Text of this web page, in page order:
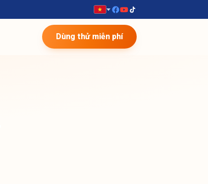
Dùng thử miễn phí